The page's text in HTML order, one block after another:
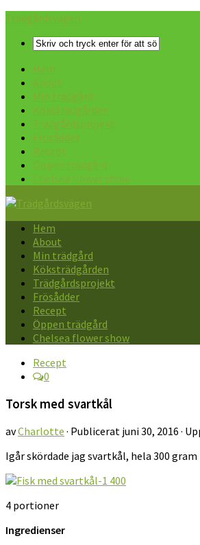
Trädgårdsvägen
Hem
About
Min trädgård
Köksträdgården
Trädgårdsprojekt
Frösådder
Recept
Öppen trädgård
Chelsea flower show
Hem
About
Min trädgård
Köksträdgården
Trädgårdsprojekt
Frösådder
Recept
Öppen trädgård
Chelsea flower show
Recept
0
Torsk med svartkål
avCharlotte · Publicerat juni 30, 2016 ·
Igår skördade jag svartkål, hela 300
4 portioner
Ingredienser